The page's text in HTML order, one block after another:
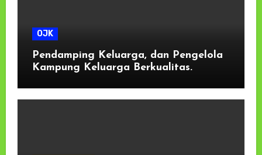
OJK
Pendamping Keluarga, dan Pengelola
Kampung Keluarga Berkualitas.